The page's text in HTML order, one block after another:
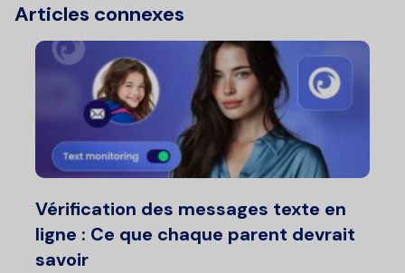
Articles connexes
Vérification des messages texte en
ligne : Ce que chaque parent devrait
savoir